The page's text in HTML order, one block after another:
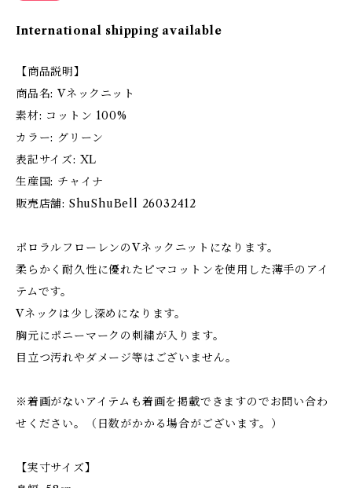
International shipping available
【商品説明】
商品名: Vネックニット
素材: コットン 100%
カラー: グリーン
表記サイズ: XL
生産国: チャイナ
販売店舗: ShuShuBell 26032412
ポロラルフローレンのVネックニットになります。
柔らかく耐久性に優れたピマコットンを使用した薄手のアイ
テムです。
Vネックは少し深めになります。
胸元にポニーマークの刺繍が入ります。
目立つ汚れやダメージ等はございません。
※着画がないアイテムも着画を掲載できますのでお問い合わ
せください。（日数がかかる場合がございます。）
【実寸サイズ】